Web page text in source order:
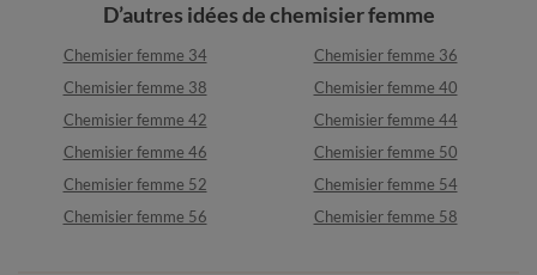
D’autres idées de chemisier femme
Chemisier femme 34
Chemisier femme 36
Chemisier femme 38
Chemisier femme 40
Chemisier femme 42
Chemisier femme 44
Chemisier femme 46
Chemisier femme 50
Chemisier femme 52
Chemisier femme 54
Chemisier femme 56
Chemisier femme 58